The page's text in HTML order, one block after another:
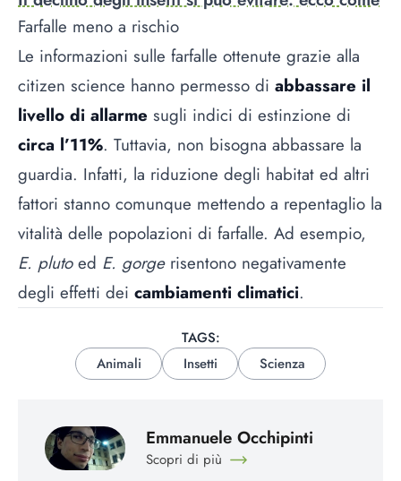
Farfalle meno a rischio
Le informazioni sulle farfalle ottenute grazie alla
citizen science hanno permesso di abbassare il
livello di allarme sugli indici di estinzione di
circa l’11%. Tuttavia, non bisogna abbassare la
guardia. Infatti, la riduzione degli habitat ed altri
fattori stanno comunque mettendo a repentaglio la
vitalità delle popolazioni di farfalle. Ad esempio,
E. plutoed E. gorgerisentono negativamente
degli effetti dei cambiamenti climatici.
TAGS:
Animali
Insetti Scienza
Emmanuele Occhipinti
Scopri di più